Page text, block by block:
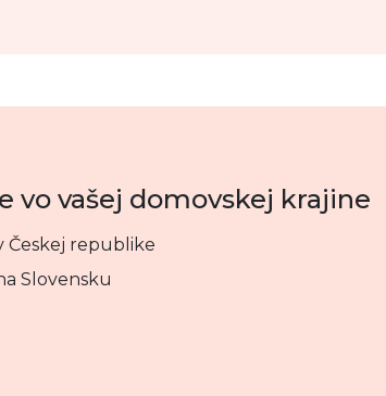
vo vašej domovskej krajine
Českej republike
Slovensku